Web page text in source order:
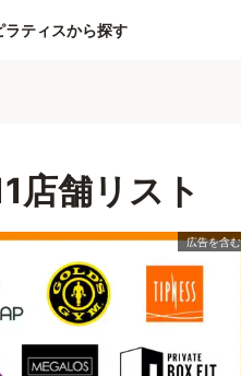
ラティスから探す
店舗リスト